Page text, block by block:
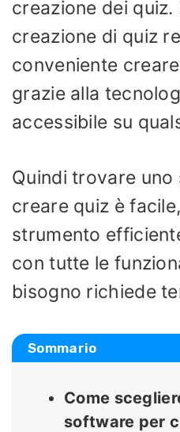
creazione dei
creazione di quiz
conveniente
grazie alla
accessibile su
Quindi trovare
creare quiz è
strumento
con tutte le
bisogno richiede
Sommario
Come
software per